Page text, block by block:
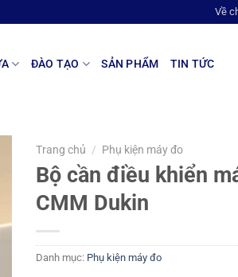
Về
ĐÀO TẠO SẢN PHẨM TIN TỨC
Trang chủ / Phụ kiện máy đo
Bộ cần điều khiển
CMM Dukin
Danh mục: Phụ kiện máy đo